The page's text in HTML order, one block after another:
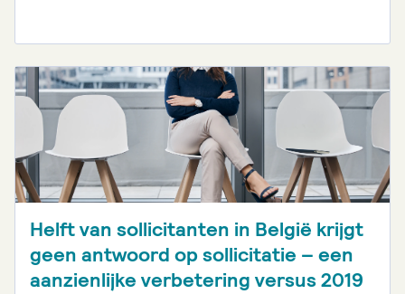
Helft van sollicitanten in België krijgt
geen antwoord op sollicitatie – een
aanzienlijke verbetering versus 2019